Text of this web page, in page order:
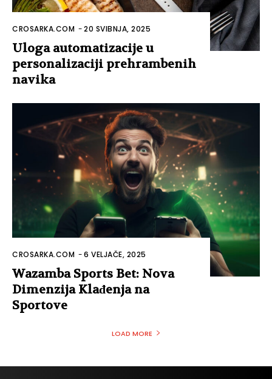
CROSARKA.COM -20 SVIBNJA, 2025
Uloga automatizacije u
personalizaciji prehrambenih
navika
CROSARKA.COM -6 VELJAČE, 2025
Wazamba Sports Bet: Nova
Dimenzija Klađenja na
Sportove
LOAD MORE